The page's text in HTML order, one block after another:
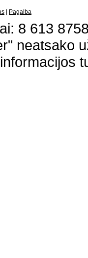
Pagalba
8 613
neatsako
informacijos